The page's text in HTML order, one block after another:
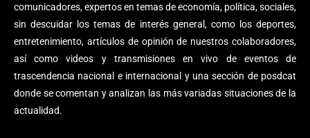
comunicadores, expertos en temas de economía, política, sociales,
sin descuidar los temas de interés general, como los deportes,
entretenimiento, artículos de opinión de nuestros colaboradores,
así como videos y transmisiones en vivo de eventos de
trascendencia nacional e internacional y una sección de posdcat
donde se comentan y analizan las más variadas situaciones de la
actualidad.